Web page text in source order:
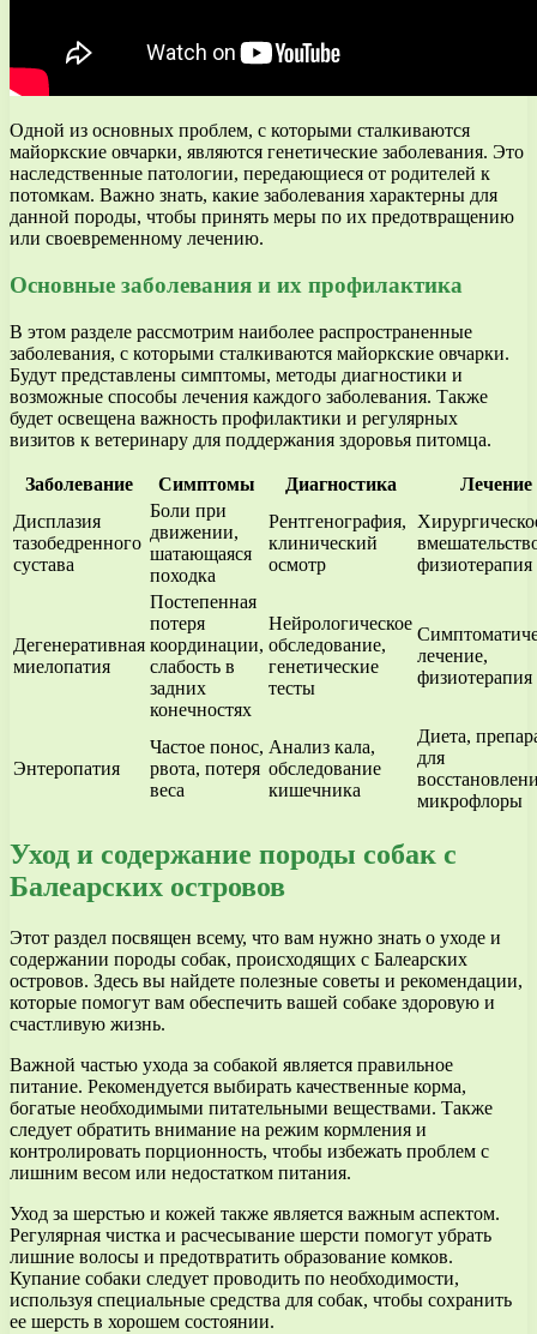
Одной из основных проблем, с которыми сталкиваются
майоркские овчарки, являются генетические заболевания. Это
наследственные патологии, передающиеся от родителей к
потомкам. Важно знать, какие заболевания характерны для
данной породы, чтобы принять меры по их предотвращению
или своевременному лечению.
Основные заболевания и их профилактика
В этом разделе рассмотрим наиболее распространенные
заболевания, с которыми сталкиваются майоркские овчарки.
Будут представлены симптомы, методы диагностики и
возможные способы лечения каждого заболевания. Также
будет освещена важность профилактики и регулярных
визитов к ветеринару для поддержания здоровья питомца.
Заболевание Симптомы Диагностика
Лечение
Дисплазия
тазобедренного
сустава
Боли при
движении,
шатающаяся
походка
Рентгенография,
клинический
осмотр
физиотерапия
Дегенеративная
миелопатия
Постепенная
потеря
координации,
слабость в
задних
конечностях
Нейрологическое
обследование,
генетические
тесты
лечение,
физиотерапия
Энтеропатия
Частое понос,
рвота, потеря
веса
Анализ кала,
обследование
кишечника
Диета,
для
микрофлоры
Уход и содержание породы собак с
Балеарских островов
Этот раздел посвящен всему, что вам нужно знать о уходе и
содержании породы собак, происходящих с Балеарских
островов. Здесь вы найдете полезные советы и рекомендации,
которые помогут вам обеспечить вашей собаке здоровую и
счастливую жизнь.
Важной частью ухода за собакой является правильное
питание. Рекомендуется выбирать качественные корма,
богатые необходимыми питательными веществами. Также
следует обратить внимание на режим кормления и
контролировать порционность, чтобы избежать проблем с
лишним весом или недостатком питания.
Уход за шерстью и кожей также является важным аспектом.
Регулярная чистка и расчесывание шерсти помогут убрать
лишние волосы и предотвратить образование комков.
Купание собаки следует проводить по необходимости,
используя специальные средства для собак, чтобы сохранить
ее шерсть в хорошем состоянии.